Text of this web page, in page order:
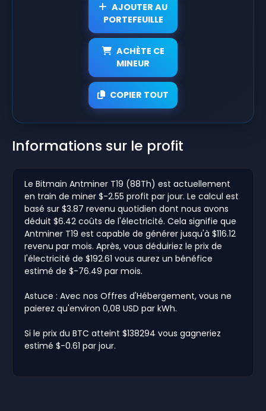
AJOUTER AU
PORTEFEUILLE
ACHÈTE CE
MINEUR
COPIER TOUT
Informations sur le profit
Le Bitmain Antminer T19 (88Th) est actuellement
en train de miner $-2.55 profit par jour. Le calcul est
basé sur $3.87 revenu quotidien dont nous avons
déduit $6.42 coûts de l'électricité. Cela signifie que
Antminer T19 est capable de générer jusqu'à $116.12
revenu par mois. Après, vous déduiriez le prix de
l'électricité de $192.61 vous aurez un bénéfice
estimé de $-76.49 par mois.
Astuce : Avec nos Offres d'Hébergement, vous ne
paierez qu'environ 0,08 USD par kWh.
Si le prix du BTC atteint $138294 vous gagneriez
estimé $-0.61 par jour.